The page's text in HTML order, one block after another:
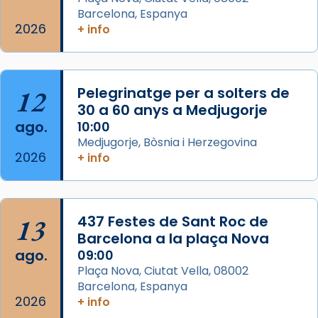
eterna”) són deixebles seves. I l’any 1667, el
frare Joan Gaspar Roig, afirma en una obra
que les santes són filles de l’antiga Iluro.
Mataró en reivindicarà les relíq
Foto
View on Facebook ·
2026
Barcelona, Espanya
+ info
12
ago.
2026
Pelegrinatge per a solters de
30 a 60 anys a Medjugorje
10:00
Medjugorje, Bòsnia i Herzegovina
+ info
13
ago.
2026
437 Festes de Sant Roc de
Barcelona a la plaça Nova
09:00
Plaça Nova, Ciutat Vella, 08002
Barcelona, Espanya
+ info